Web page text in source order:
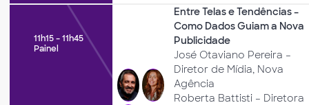
11h15 – 11h45
Painel
Entre Telas e Tendências –
Como Dados Guiam a Nova
Publicidade
José Otaviano Pereira –
Diretor de Mídia, Nova
Agência
Roberta Battisti – Diretora